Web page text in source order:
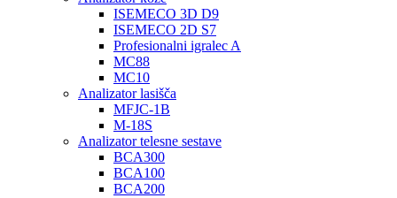
ISEMECO 3D D9
ISEMECO 2D S7
Profesionalni igralec A
MC88
MC10
Analizator lasišča
MFJC-1B
M-18S
Analizator telesne sestave
BCA300
BCA100
BCA200